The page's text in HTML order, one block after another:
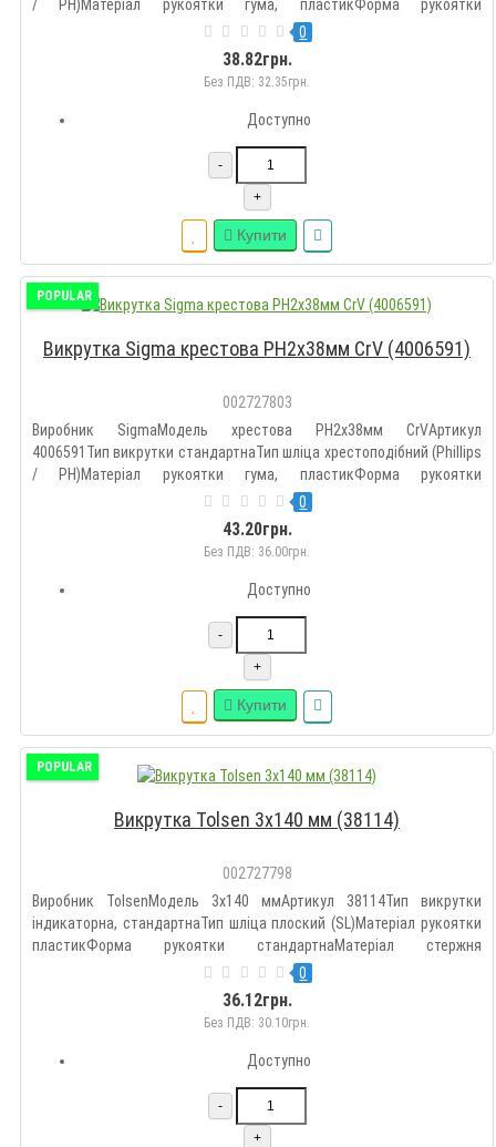
/ PH)Матеріал рукоятки гума, пластикФорма рукоятки
стандартнаМатеріал стержня сталь (хром-ванадієва)Довжина 100
ммКількість викруток 1 штДодатково магнітний
наконечникХрестова (Philips..
0
38.82грн.
Без ПДВ: 32.35грн.
Доступно
-
+
Купити
POPULAR
Викрутка Sigma крестова PH2x38мм СrV (4006591)
002727803
Виробник SigmaМодель хрестова PH2x38мм СrVАртикул
4006591Тип викрутки стандартнаТип шліца хрестоподібний (Phillips
/ PH)Матеріал рукоятки гума, пластикФорма рукоятки
стандартнаМатеріал стержня сталь (хром-ванадієва)Довжина 38
ммКількість викруток 1 штДодатково магнітний
наконечникХрестова (Philips/P..
0
43.20грн.
Без ПДВ: 36.00грн.
Доступно
-
+
Купити
POPULAR
Викрутка Tolsen 3х140 мм (38114)
002727798
Виробник TolsenМодель 3х140 ммАртикул 38114Тип викрутки
індикаторна, стандартнаТип шліца плоский (SL)Матеріал рукоятки
пластикФорма рукоятки стандартнаМатеріал стержня
інструментальна стальДовжина 140 ммКількість викруток 1
штПлоска (Slotted/SL) 3Країна виробництва Китай..
0
36.12грн.
Без ПДВ: 30.10грн.
Доступно
-
+